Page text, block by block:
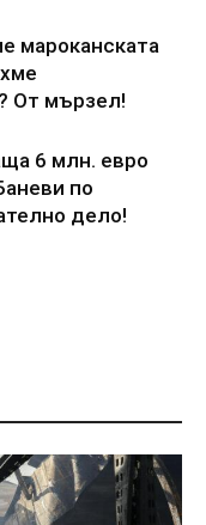
мароканската
От мързел!
6 млн. евро
по
дело!